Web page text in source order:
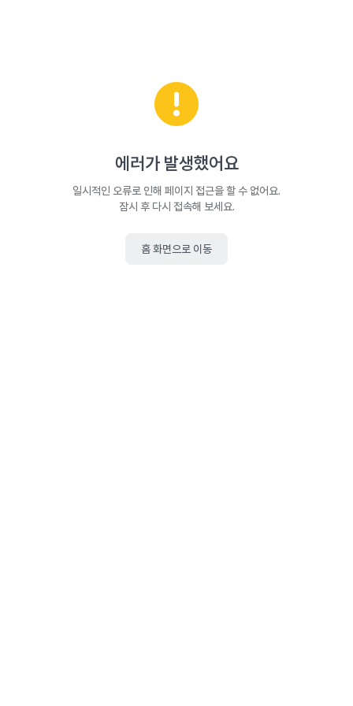
에러가 발생했어요
일시적인 오류로 인해 페이지 접근을 할 수 없어요.
잠시 후 다시 접속해 보세요.
홈 화면으로 이동